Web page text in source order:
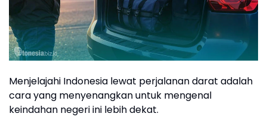
Menjelajahi Indonesia lewat perjalanan darat adalah
cara yang menyenangkan untuk mengenal
keindahan negeri ini lebih dekat.